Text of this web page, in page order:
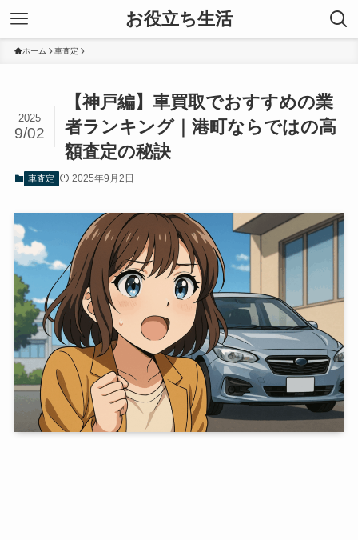
お役立ち生活
ホーム 車査定
【神戸編】車買取でおすすめの業
者ランキング｜港町ならではの高
額査定の秘訣
2025
9/02
車査定 2025年9月2日